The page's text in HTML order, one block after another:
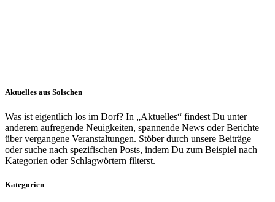
Aktuelles aus Solschen
Was ist eigentlich los im Dorf? In „Aktuelles“ findest Du unter
anderem aufregende Neuigkeiten, spannende News oder Berichte
über vergangene Veranstaltungen. Stöber durch unsere Beiträge
oder suche nach spezifischen Posts, indem Du zum Beispiel nach
Kategorien oder Schlagwörtern filterst.
Kategorien